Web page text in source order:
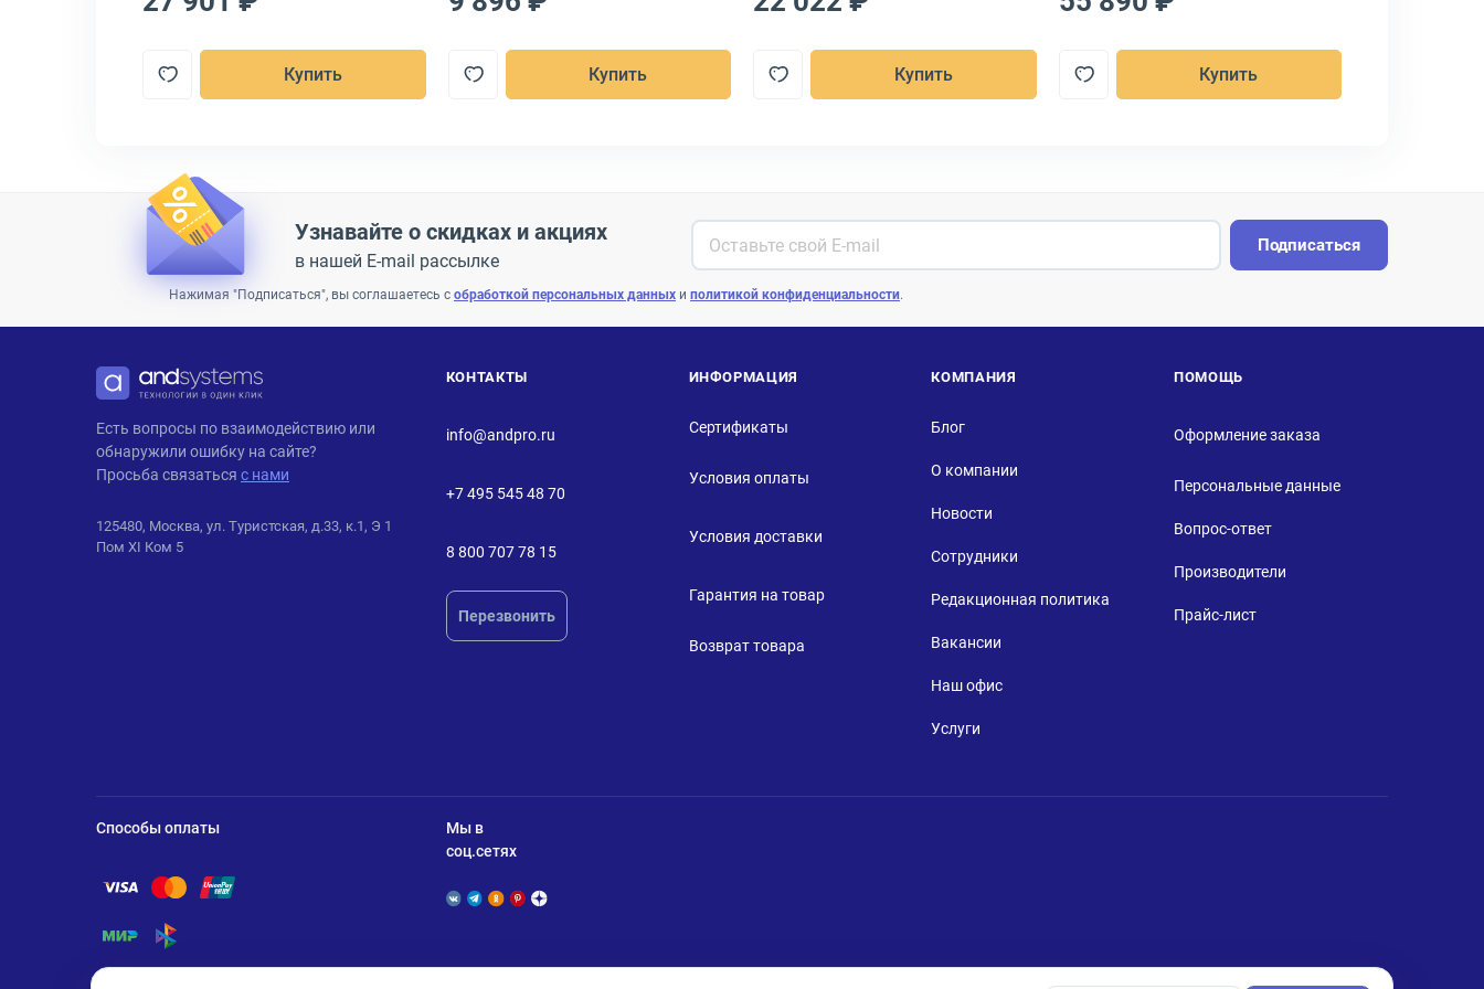
Купить Купить Купить Купить
Узнавайте о скидках и акциях
в нашей E-mail рассылке
Подписаться
Нажимая "Подписаться", вы соглашаетесь с обработкой персональных данных и политикой конфиденциальности.
ANDPRO
Есть вопросы по взаимодействию или
обнаружили ошибку на сайте?
Просьба связаться с нами
125480, Москва, ул. Туристская, д.33, к.1, Э 1
Пом XI Ком 5
КОНТАКТЫ
info@andpro.ru
+7 495 545 48 70
8 800 707 78 15
Перезвонить
ИНФОРМАЦИЯ
Сертификаты
Условия оплаты
Условия доставки
Гарантия на товар
Возврат товара
КОМПАНИЯ
Блог
О компании
Новости
Сотрудники
Редакционная политика
Вакансии
Наш офис
Услуги
ПОМОЩЬ
Оформление заказа
Персональные данные
Вопрос-ответ
Производители
Прайс-лист
Способы оплаты
Помощь по оплате Visa
Помощь по оплате Mastercard
Помощь по оплате UnionPay
Помощь по оплате Мир
Помощь по оплате СБП
Мы в
соц.сетях